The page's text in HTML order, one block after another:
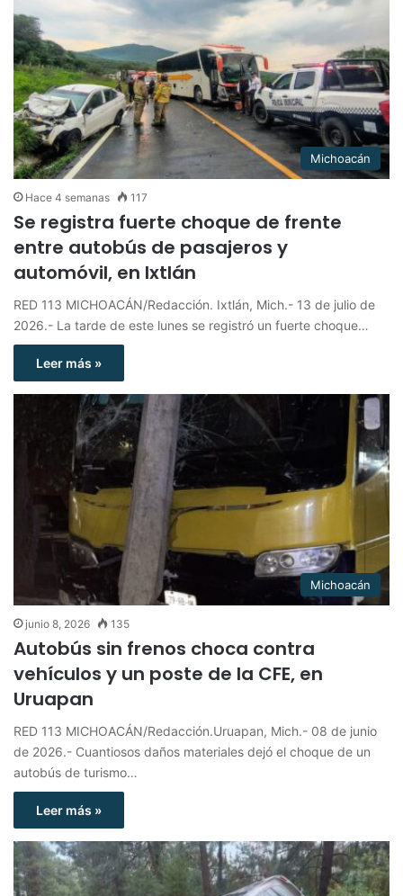
Michoacán
Hace 4 semanas 117
Se registra fuerte choque de frente
entre autobús de pasajeros y
automóvil, en Ixtlán
RED 113 MICHOACÁN/Redacción. Ixtlán, Mich.- 13 de julio de
2026.- La tarde de este lunes se registró un fuerte choque…
Leer más »
Michoacán
junio 8, 2026 135
Autobús sin frenos choca contra
vehículos y un poste de la CFE, en
Uruapan
RED 113 MICHOACÁN/Redacción.Uruapan, Mich.- 08 de junio
de 2026.- Cuantiosos daños materiales dejó el choque de un
autobús de turismo…
Leer más »